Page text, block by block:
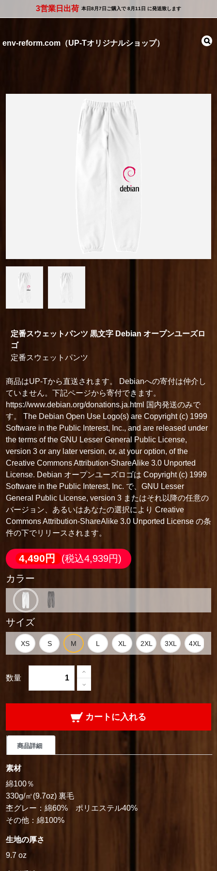
3営業日出荷 本日8月7日 ご購入で8月11日 に発送致します
env-reform.com（UP-Tオリジナルショップ）
定番スウェットパンツ 黒文字 Debian オープンユーズロ
ゴ
定番スウェットパンツ
商品はUP-Tから直送されます。 Debianへの寄付は仲介し
ていません。下記ページから寄付できます。
https://www.debian.org/donations.ja.html 国内発送のみで
す。 The Debian Open Use Logo(s) are Copyright (c) 1999
Software in the Public Interest, Inc., and are released under
the terms of the GNU Lesser General Public License,
version 3 or any later version, or, at your option, of the
Creative Commons Attribution-ShareAlike 3.0 Unported
License. Debian オープンユーズロゴは Copyright (c) 1999
Software in the Public Interest, Inc. で、GNU Lesser
General Public License, version 3 またはそれ以降の任意の
バージョン、あるいはあなたの選択により Creative
Commons Attribution-ShareAlike 3.0 Unported License の条
件の下でリリースされます。
4,490円
(税込4,939円)
カラー
サイズ
数量
カートに入れる
商品詳細
素材
綿100％
330g/㎡(9.7oz) 裏毛
杢グレー：綿60% ポリエステル40%
その他：綿100%
生地の厚さ
9.7 oz